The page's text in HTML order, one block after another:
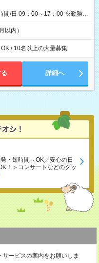
間/日 09：00～17：00 ※勤務時
以内）
/ 10名以上の大量募集
詳細へ
・短時間～OK／安心の日
！＞コンサートなどのグッ
ービスの案内をお願いしま